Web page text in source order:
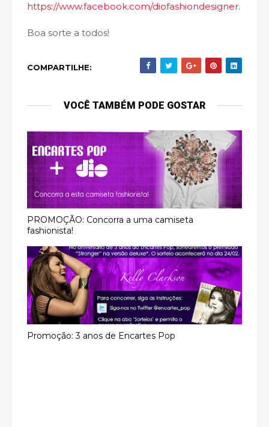
https://www.facebook.com/diofashiondesigner.
Boa sorte a todos!
COMPARTILHE:
VOCÊ TAMBÉM PODE GOSTAR
PROMOÇÃO: Concorra a uma camiseta
fashionista!
Promoção: 3 anos de Encartes Pop